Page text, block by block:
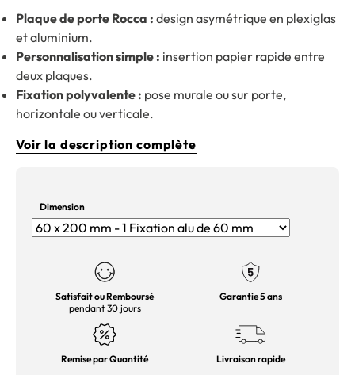
Plaque de porte Rocca : design asymétrique en plexiglas
et aluminium.
Personnalisation simple : insertion papier rapide entre
deux plaques.
Fixation polyvalente : pose murale ou sur porte,
horizontale ou verticale.
Voir la description complète
Dimension
Satisfait ou Remboursé
pendant 30 jours
Garantie 5 ans
Remise par Quantité Livraison rapide